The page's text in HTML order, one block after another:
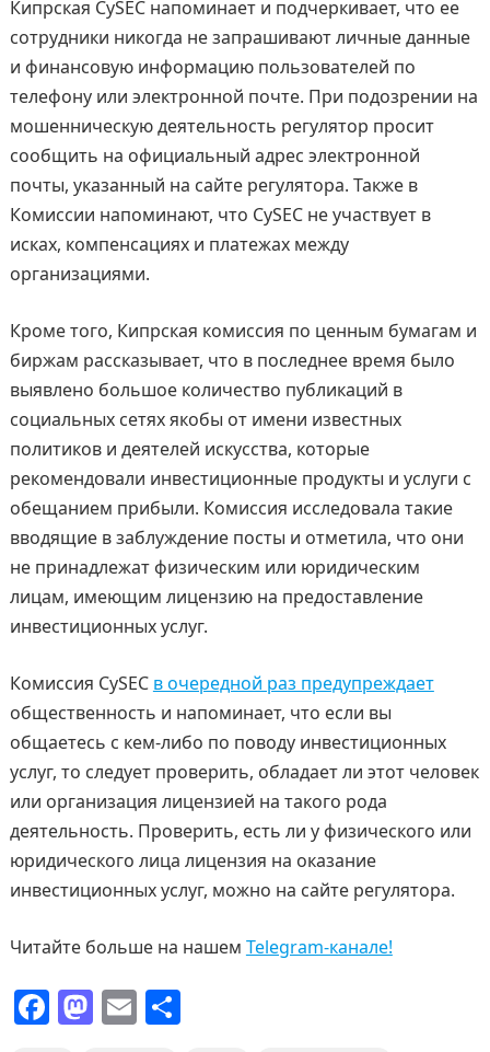
Кипрская CySEC напоминает и подчеркивает, что ее
сотрудники никогда не запрашивают личные данные
и финансовую информацию пользователей по
телефону или электронной почте. При подозрении на
мошенническую деятельность регулятор просит
сообщить на официальный адрес электронной
почты, указанный на сайте регулятора. Также в
Комиссии напоминают, что CySEC не участвует в
исках, компенсациях и платежах между
организациями.
Кроме того, Кипрская комиссия по ценным бумагам и
биржам рассказывает, что в последнее время было
выявлено большое количество публикаций в
социальных сетях якобы от имени известных
политиков и деятелей искусства, которые
рекомендовали инвестиционные продукты и услуги с
обещанием прибыли. Комиссия исследовала такие
вводящие в заблуждение посты и отметила, что они
не принадлежат физическим или юридическим
лицам, имеющим лицензию на предоставление
инвестиционных услуг.
Комиссия CySEC в очередной раз предупреждает
общественность и напоминает, что если вы
общаетесь с кем-либо по поводу инвестиционных
услуг, то следует проверить, обладает ли этот человек
или организация лицензией на такого рода
деятельность. Проверить, есть ли у физического или
юридического лица лицензия на оказание
инвестиционных услуг, можно на сайте регулятора.
Читайте больше на нашем Telegram-канале!
F
a
M
a
E
m
О